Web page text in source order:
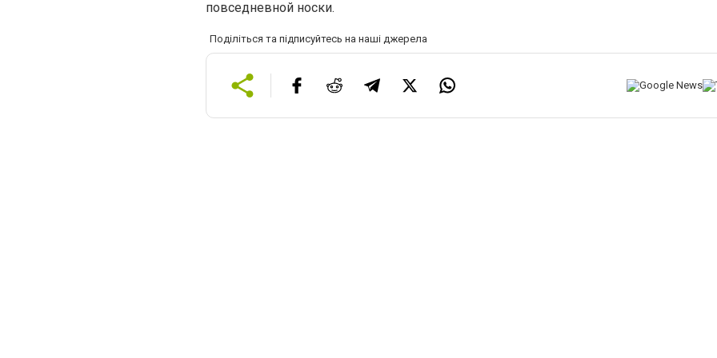
повседневной носки.
Поділіться та підписуйтесь на наші джерела